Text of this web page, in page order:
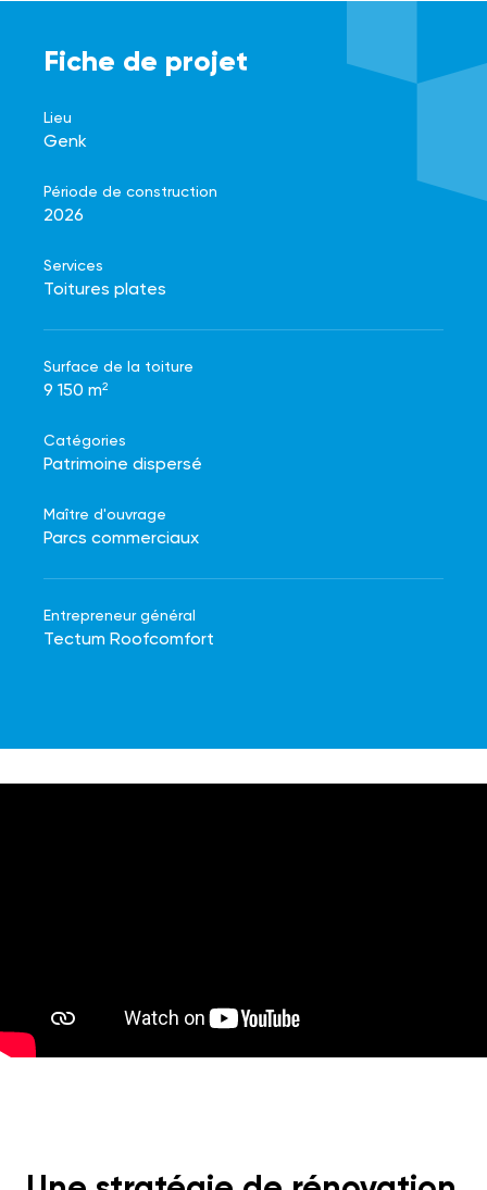
Fiche de projet
Lieu
Genk
Période de construction
2026
Services
Toitures plates
Surface de la toiture
9 150 m²
Catégories
Patrimoine dispersé
Maître d'ouvrage
Parcs commerciaux
Entrepreneur général
Tectum Roofcomfort